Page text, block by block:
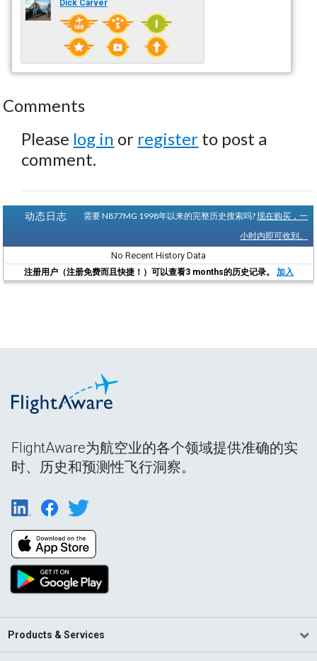
Dick Carver
Comments
Please log in or register to post a
comment.
动态日志 需要 N877MG 1998年以来的完整历史搜索吗?现在购买，一
小时内即可收到。
No Recent History Data
注册用户（注册免费而且快捷！）可以查看3 months的历史记录。 加入
FlightAware为航空业的各个领域提供准确的实
时、历史和预测性飞行洞察。
Products & Services